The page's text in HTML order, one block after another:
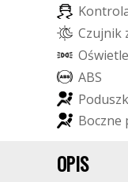
Kontrol
Czujnik
Oświetle
ABS
Poduszk
Boczne
OPIS